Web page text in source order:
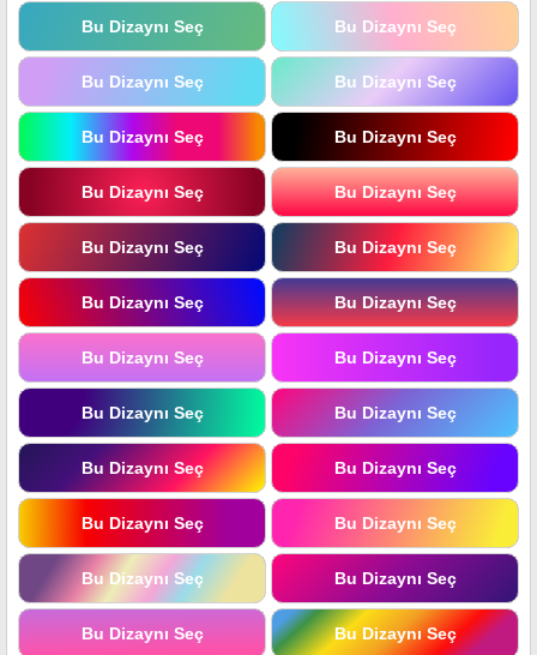
Bu Dizaynı Seç Bu Dizaynı Seç
Bu Dizaynı Seç Bu Dizaynı Seç
Bu Dizaynı Seç Bu Dizaynı Seç
Bu Dizaynı Seç Bu Dizaynı Seç
Bu Dizaynı Seç Bu Dizaynı Seç
Bu Dizaynı Seç Bu Dizaynı Seç
Bu Dizaynı Seç Bu Dizaynı Seç
Bu Dizaynı Seç Bu Dizaynı Seç
Bu Dizaynı Seç Bu Dizaynı Seç
Bu Dizaynı Seç Bu Dizaynı Seç
Bu Dizaynı Seç Bu Dizaynı Seç
Bu Dizaynı Seç Bu Dizaynı Seç